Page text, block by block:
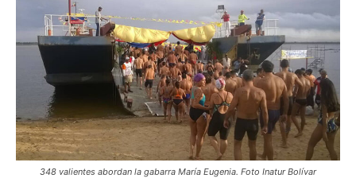
348 valientes abordan la gabarra María Eugenia. Foto Inatur Bolívar